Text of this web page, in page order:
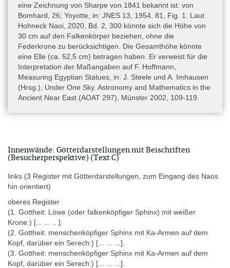
Aus textinhaltlichen Gründen muss der Naos ursprünglich aus
dem Tempel des Gottes Schu in dem OrtJꜣ.t-nbs /Ḥw.t-nbs
(„Hügel bzw. Haus des Christdorns“), dem heutigen Șafț el-
Ḥenneh, stammen. Irgendwann in der griechischen oder
römischen Zeit wurde er dann in die Gegend von Abukir bei
Alexandrien transportiert und dort vermutlich in einem Tempel der
antiken Stadt Kanopos/Canopus aufgestellt. Ob er zuvor in der
31. Dynastie nach Persien verschleppt worden war (siehe
Hohneck 2017; 2020, Bd 1, 176, 230), lässt sich nicht
nachweisen. Später zerbrach er oder wurde zerschlagen (bei der
Kontext (7. Jh. n. Chr.) wiederverwendet (Goddio 2007, 47, 65-
67; von Bomhard 2008, 5) und versanken im Mittelalter durch
pyramidenförmige Dach muss anderswo wiederverwendet
worden sein, denn es wurde an Land gefunden und hat niemals
im Wasser gelegen. Ein ähnlicher Naos für die Göttin Tefnut von
Ḥw.t-nbswurde ebenfalls ins Westdelta (auch nach Canopus?)
verbracht, ist irgendwann zerbrochen und ein Fragment wurde in
einem mittelalterlichen Haus von Alexandrien verbaut
wiedergefunden (Yoyotte 1954, 81-82; Goddio 2016, 115-116).
eine Zeichnung von Sharpe von 1841 bekannt ist: von
Bomhard, 26; Yoyotte, in: JNES 13, 1954, 81, Fig. 1. Laut
Hohneck Naoi, 2020, Bd. 2, 300 könnte sich die Höhe von
30 cm auf den Falkenkörper beziehen, ohne die
Federkrone zu berücksichtigen. Die Gesamthöhe könnte
eine Elle (ca. 52,5 cm) betragen haben. Er verweist für die
Interpretation der Maßangaben auf F. Hoffmann,
Measuring Egyptian Statues, in: J. Steele und A. Imhausen
(Hrsg.), Under One Sky. Astronomy and Mathematics in the
Ancient Near East (AOAT 297), Münster 2002, 109-119.
Innenwände: Götterdarstellungen mit Beischriften
(Besucherperspektive) (Text C)
links (3 Register mit Götterdarstellungen, zum Eingang des Naos
hin orientiert)
oberes Register
(1. Gottheit: Löwe (oder falkenköpfiger Sphinx) mit weißer
Krone:) [... ... ...]
(2. Gottheit: menschenköpfiger Sphinx mit Ka-Armen auf dem
Kopf, darüber ein Serech:) [... ... ...]
(3. Gottheit: menschenköpfiger Sphinx mit Ka-Armen auf dem
Kopf, darüber ein Serech:) [... ... ...]